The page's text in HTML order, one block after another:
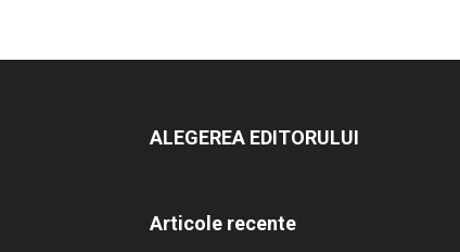
ALEGEREA EDITORULUI
Articole recente